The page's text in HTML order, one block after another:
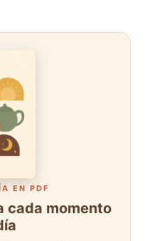
EN PDF
cada momento